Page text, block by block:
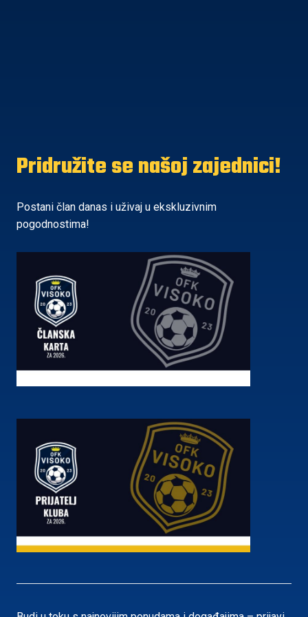
Pridružite se našoj zajednici!
Postani član danas i uživaj u ekskluzivnim
pogodnostima!